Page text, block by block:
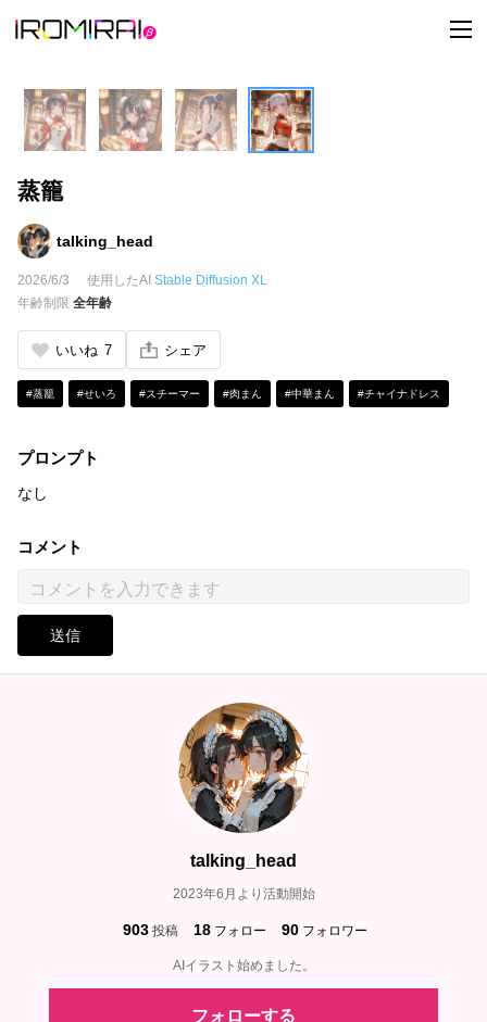
t
o
蒸籠
talking_head
2026/6/3 使用したAI Stable Diffusion XL
年齢制限 全年齢
いいね 7 シェア
#蒸籠 #せいろ #スチーマー #肉まん #中華まん #チャイナドレス
プロンプト
なし
コメント
送信
talking_head
2023年6月より活動開始
903 投稿 18 フォロー 90 フォロワー
AIイラスト始めました。
フォローする